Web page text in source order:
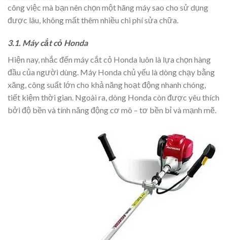
công việc mà bạn nên chọn một hãng máy sao cho sử dụng
được lâu, không mất thêm nhiều chi phí sửa chữa.
3.1. Máy cắt cỏ Honda
Hiện nay, nhắc đến máy cắt cỏ Honda luôn là lựa chọn hàng
đầu của người dùng. Máy Honda chủ yếu là dòng chạy bằng
xăng, công suất lớn cho khả năng hoạt động nhanh chóng,
tiết kiệm thời gian. Ngoài ra, dòng Honda còn được yêu thích
bởi độ bền và tính năng động cơ mô – tơ bền bỉ và mạnh mẽ.